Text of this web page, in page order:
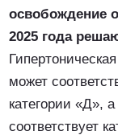
освобождение
2025 года
может
категории «Д»,
соответствует